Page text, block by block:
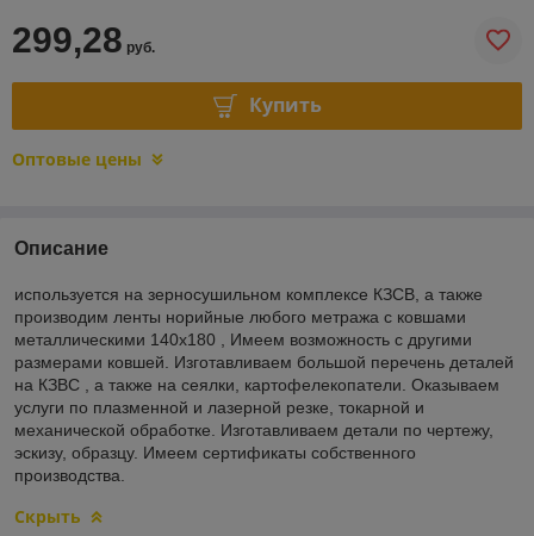
299,28 руб.
Купить
Оптовые цены
Описание
используется на зерносушильном комплексе КЗСВ, а также
производим ленты норийные любого метража с ковшами
металлическими 140х180 , Имеем возможность с другими
размерами ковшей. Изготавливаем большой перечень деталей
на КЗВС , а также на сеялки, картофелекопатели. Оказываем
услуги по плазменной и лазерной резке, токарной и
механической обработке. Изготавливаем детали по чертежу,
эскизу, образцу. Имеем сертификаты собственного
производства.
Скрыть